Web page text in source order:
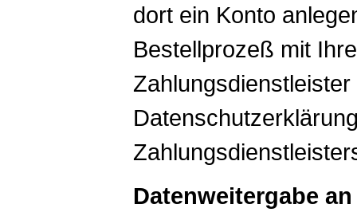
dort ein Konto
Bestellprozeß mit
Datenweitergabe